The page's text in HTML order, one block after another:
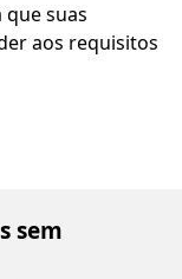
suas
aos requisitos
sem